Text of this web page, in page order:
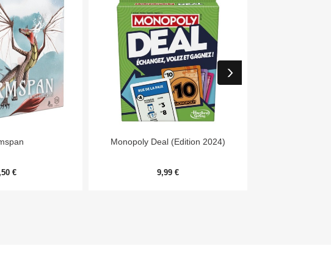
rapide
€
Aperçu rapide
Monopoly Deal (Edition 2024)
9,99 €